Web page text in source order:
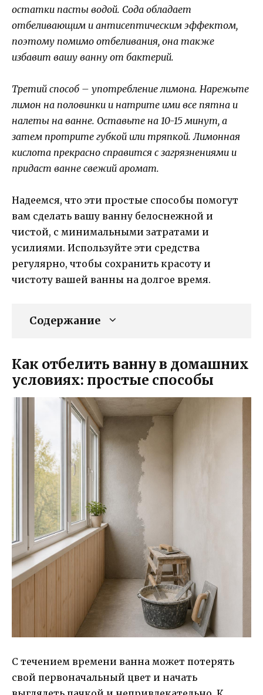
остатки пасты водой. Сода обладает
отбеливающим и антисептическим эффектом,
поэтому помимо отбеливания, она также
избавит вашу ванну от бактерий.
Третий способ – употребление лимона. Нарежьте
лимон на половинки и натрите ими все пятна и
налеты на ванне. Оставьте на 10-15 минут, а
затем протрите губкой или тряпкой. Лимонная
кислота прекрасно справится с загрязнениями и
придаст ванне свежий аромат.
Надеемся, что эти простые способы помогут
вам сделать вашу ванну белоснежной и
чистой, с минимальными затратами и
усилиями. Используйте эти средства
регулярно, чтобы сохранить красоту и
чистоту вашей ванны на долгое время.
Содержание
Как отбелить ванну в домашних
условиях: простые способы
С течением времени ванна может потерять
свой первоначальный цвет и начать